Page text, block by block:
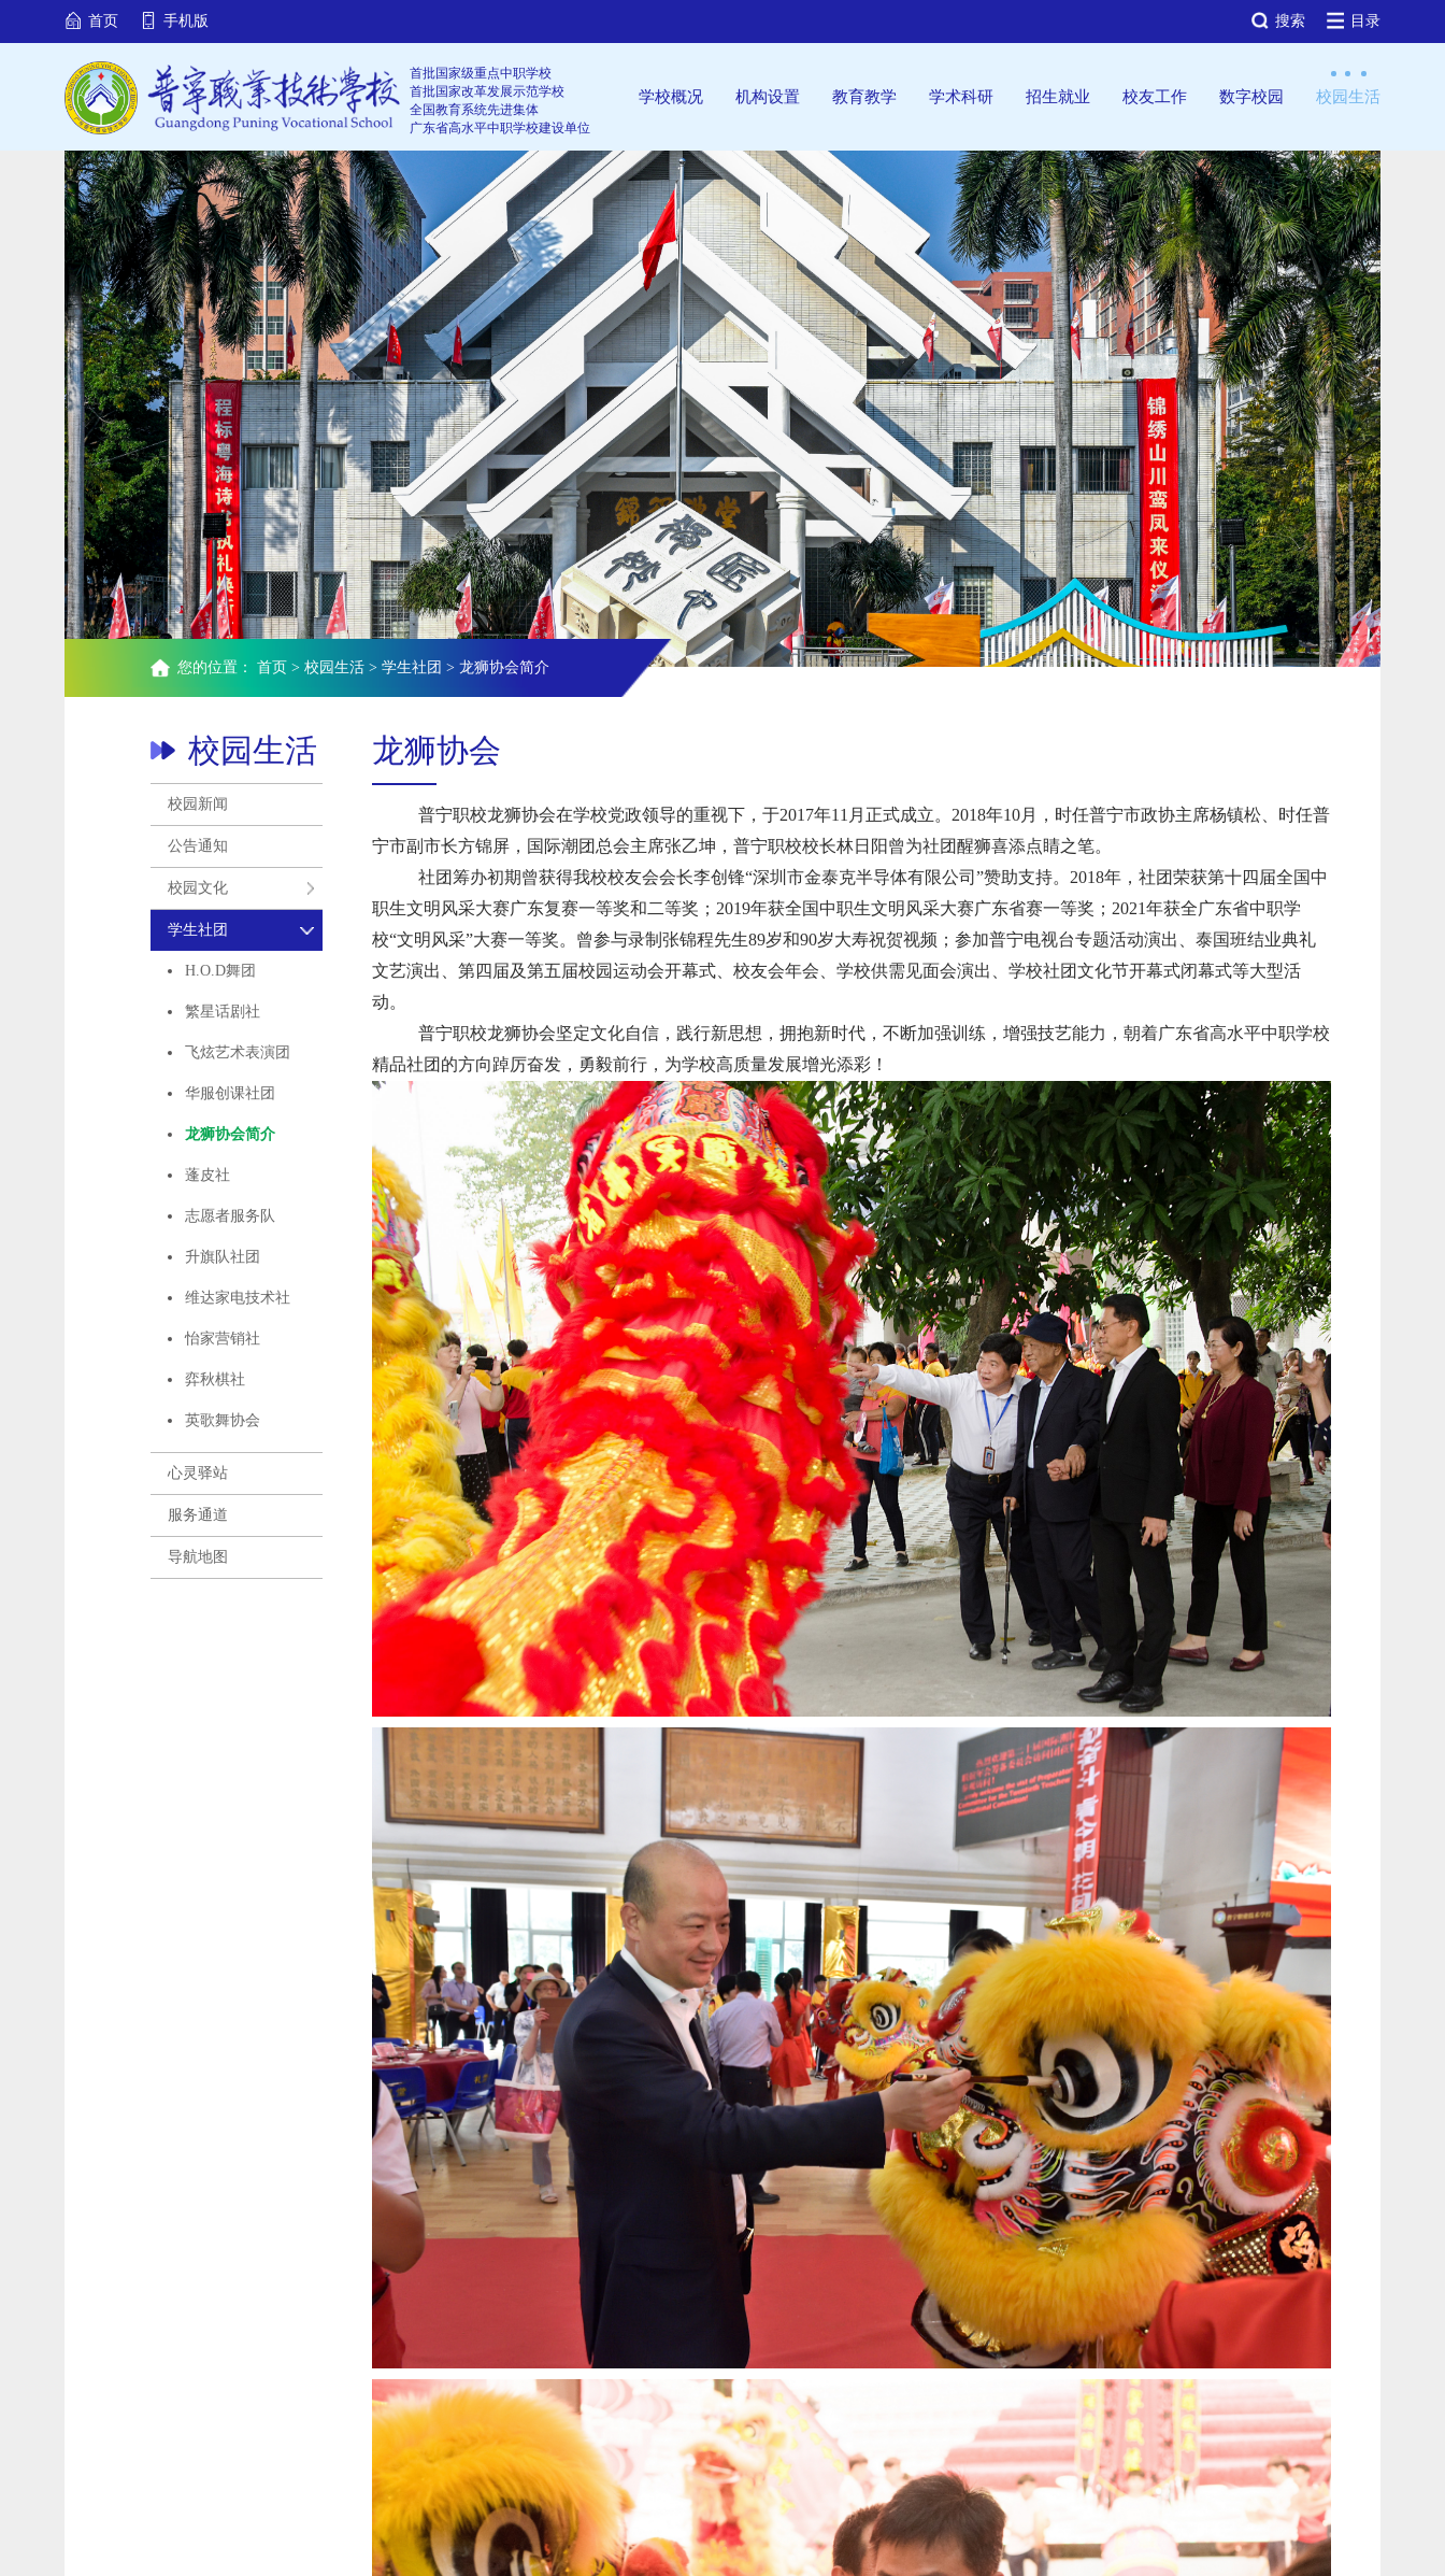
首页 手机版 搜索 目录
首批国家级重点中职学校
首批国家改革发展示范学校
全国教育系统先进集体
广东省高水平中职学校建设单位
学校概况 机构设置 教育教学 学术科研 招生就业 校友工作 数字校园 校园生活
您的位置： 首页 > 校园生活 > 学生社团 > 龙狮协会简介
校园生活
校园新闻
公告通知
校园文化
学生社团
H.O.D舞团
繁星话剧社
飞炫艺术表演团
华服创课社团
龙狮协会简介
蓬皮社
志愿者服务队
升旗队社团
维达家电技术社
怡家营销社
弈秋棋社
英歌舞协会
心灵驿站
服务通道
导航地图
龙狮协会
普宁职校龙狮协会在学校党政领导的重视下，于2017年11月正式成立。2018年10月，时任普宁市政协主席杨镇松、时任普
宁市副市长方锦屏，国际潮团总会主席张乙坤，普宁职校校长林日阳曾为社团醒狮喜添点睛之笔。
社团筹办初期曾获得我校校友会会长李创锋“深圳市金泰克半导体有限公司”赞助支持。2018年，社团荣获第十四届全国中
职生文明风采大赛广东复赛一等奖和二等奖；2019年获全国中职生文明风采大赛广东省赛一等奖；2021年获全广东省中职学
校“文明风采”大赛一等奖。曾参与录制张锦程先生89岁和90岁大寿祝贺视频；参加普宁电视台专题活动演出、泰国班结业典礼
文艺演出、第四届及第五届校园运动会开幕式、校友会年会、学校供需见面会演出、学校社团文化节开幕式闭幕式等大型活
动。
普宁职校龙狮协会坚定文化自信，践行新思想，拥抱新时代，不断加强训练，增强技艺能力，朝着广东省高水平中职学校
精品社团的方向踔厉奋发，勇毅前行，为学校高质量发展增光添彩！